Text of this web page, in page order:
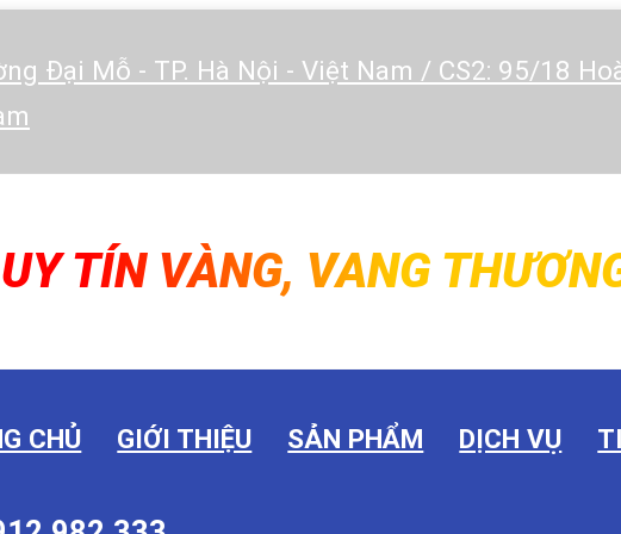
Đại Mỗ - TP. Hà Nội - Việt Nam / CS2: 95/18
UY TÍN VÀNG, VANG
CHỦ GIỚI THIỆU SẢN PHẨM DỊCH VỤ